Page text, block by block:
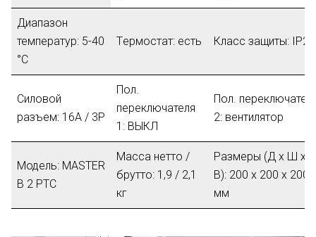
Диапазон
температур: 5-40
°C
Tермостат: eсть Класс защиты: IP21
Силовой
разъем: 16A / 3P
Пол.
переключателя
1: ВЫКЛ
Пол.
2: вентилятор
Модель: MASTER
B 2 PTC
Масса нетто /
брутто: 1,9 / 2,1
кг
Размеры (Д х Ш х
В): 200 x 200 x 200
мм